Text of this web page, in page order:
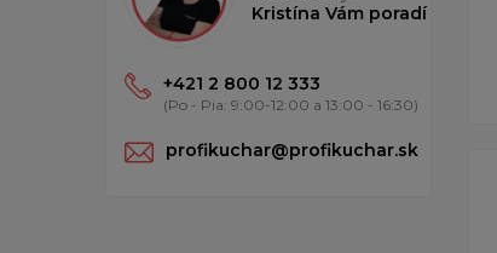
Kristína Vám poradí
+421 2 800 12 333
(Po - Pia: 9:00-12:00 a 13:00 - 16:30)
profikuchar@profikuchar.sk